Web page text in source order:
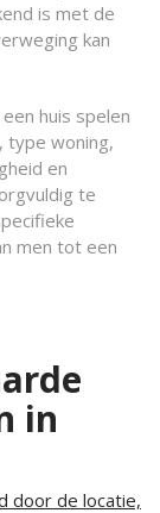
is met de
kan
huis spelen
type woning,
en
te
men tot een
in
door de locatie,